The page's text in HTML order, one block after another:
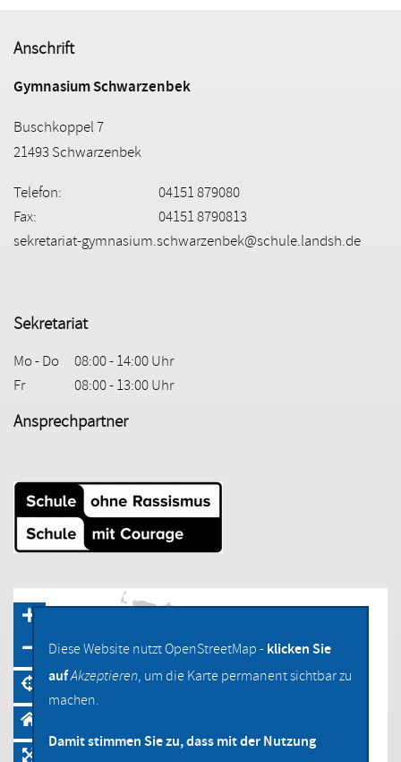
Anschrift
Gymnasium Schwarzenbek
Buschkoppel 7
21493 Schwarzenbek
Telefon:
04151 879080
Fax:
04151 8790813
sekretariat-gymnasium.schwarzenbek@schule.landsh.de
Sekretariat
Mo - Do
08:00 - 14:00 Uhr
Fr
08:00 - 13:00 Uhr
Ansprechpartner
Diese Website nutzt OpenStreetMap -klicken Sie
aufAkzeptieren, um die Karte permanent sichtbar zu
machen.
Damit stimmen Sie zu, dass mit der Nutzung